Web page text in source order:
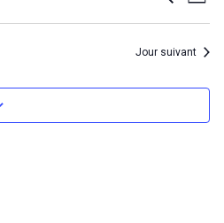
and
Jour suivant